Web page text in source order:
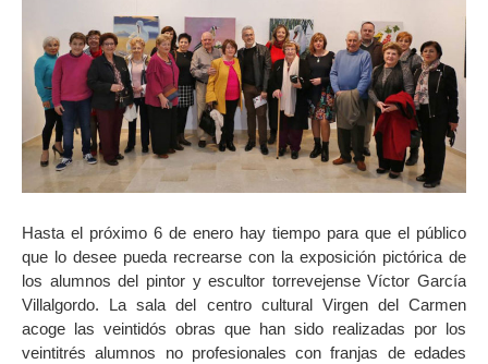
Hasta el próximo 6 de enero hay tiempo para que el público
que lo desee pueda recrearse con la exposición pictórica de
los alumnos del pintor y escultor torrevejense Víctor García
Villalgordo. La sala del centro cultural Virgen del Carmen
acoge las veintidós obras que han sido realizadas por los
veintitrés alumnos no profesionales con franjas de edades